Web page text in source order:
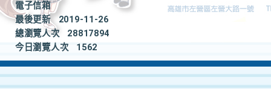
電子信箱
最後更新
2019-11-26
總瀏覽人次
28817894
今日瀏覽人次
1562